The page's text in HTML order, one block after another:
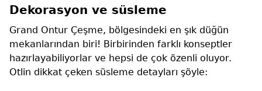
Dekorasyon ve süsleme
Grand Ontur Çeşme, bölgesindeki en şık düğün
mekanlarından biri! Birbirinden farklı konseptler
hazırlayabiliyorlar ve hepsi de çok özenli oluyor.
Otlin dikkat çeken süsleme detayları şöyle: